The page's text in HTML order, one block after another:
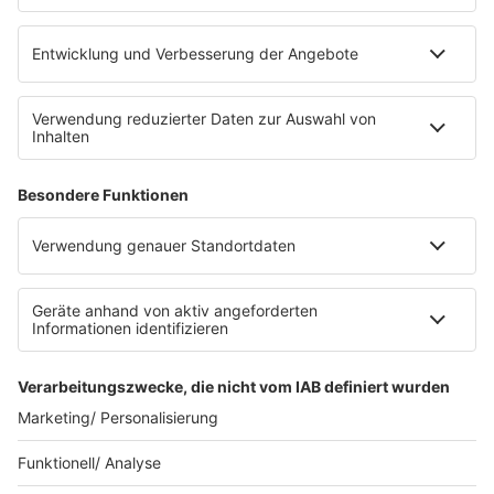
eröffnet. Direkt an der Medizinischen Klinik bietet es
E-Bikes über eine Photovoltaikanlage auf dem …
Impressum
Datenschutzerklärung
Datenschutzeinstellungen
Radioplayer